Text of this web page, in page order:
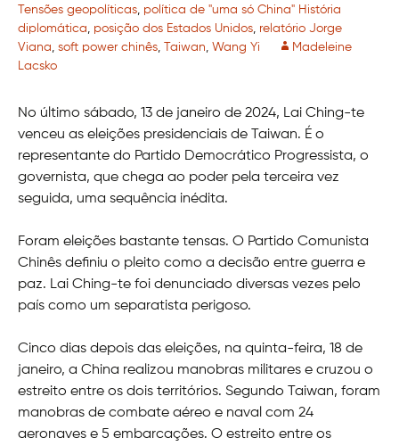
Tensões geopolíticas, política de "uma só China" História
diplomática, posição dos Estados Unidos, relatório Jorge
Viana, soft power chinês, Taiwan, Wang Yi
Madeleine
Lacsko
No último sábado, 13 de janeiro de 2024, Lai Ching-te
venceu as eleições presidenciais de Taiwan. É o
representante do Partido Democrático Progressista, o
governista, que chega ao poder pela terceira vez
seguida, uma sequência inédita.
Foram eleições bastante tensas. O Partido Comunista
Chinês definiu o pleito como a decisão entre guerra e
paz. Lai Ching-te foi denunciado diversas vezes pelo
país como um separatista perigoso.
Cinco dias depois das eleições, na quinta-feira, 18 de
janeiro, a China realizou manobras militares e cruzou o
estreito entre os dois territórios. Segundo Taiwan, foram
manobras de combate aéreo e naval com 24
aeronaves e 5 embarcações. O estreito entre os